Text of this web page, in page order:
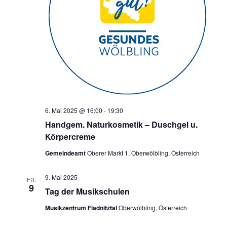
Handgem. Naturkosmetik – Duschgel u.
Körpercreme
6. Mai 2025 @ 16:00 - 19:30
GemeindeamtOberer Markt 1, Oberwölbling, Österreich
FR.
9 Tag der Musikschulen
9. Mai 2025
Musikzentrum FladnitztalOberwölbling, Österreich